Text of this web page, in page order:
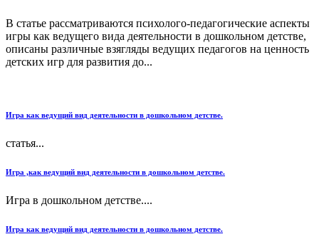
В статье рассматриваются психолого-педагогические аспекты
игры как ведущего вида деятельности в дошкольном детстве,
описаны различные взягляды ведущих педагогов на ценность
детских игр для развития до...
Игра как ведущий вид деятельности в дошкольном детстве.
статья...
Игра ,как ведущий вид деятельности в дошкольном детстве.
Игра в дошкольном детстве....
Игра как ведущий вид деятельности в дошкольном детстве.